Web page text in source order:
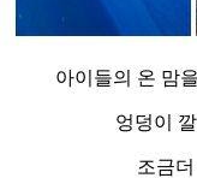
아이들의 온 맘
엉덩이
조금